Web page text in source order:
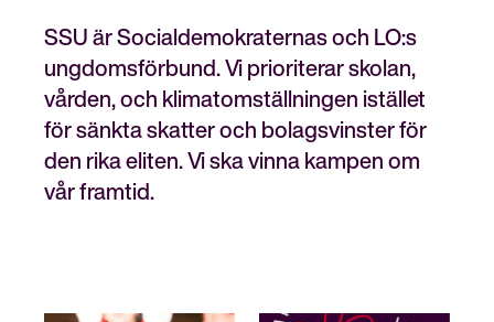
SSU är Socialdemokraternas och LO:s
ungdomsförbund. Vi prioriterar skolan,
vården, och klimatomställningen istället
för sänkta skatter och bolagsvinster för
den rika eliten. Vi ska vinna kampen om
vår framtid.